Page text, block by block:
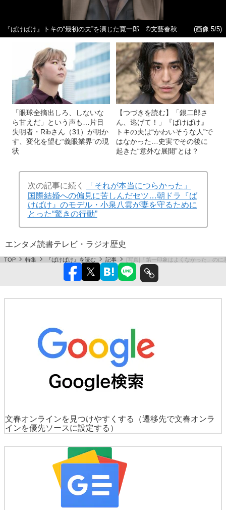
『ばけばけ』トキの“最初の夫”を演じた寛一郎 ©文藝春秋 (画像 5/5)
「眼球全摘出しろ、しないな
ら甘えだ」という声も…片目
失明者・Ribさん（31）が明か
す、変化を望む“義眼業界”の現
状
【つづきを読む】「銀二郎さ
ん、逃げて！」『ばけばけ』
トキの夫は“かわいそうな人”で
はなかった…史実でその後に
起きた“意外な展開”とは？
次の記事に続く
「それが本当につらかった」
国際結婚への偏見に苦しんだセツ…朝ドラ『ば
けばけ』のモデル・小泉八雲が妻を守るために
とった“驚きの行動”
エンタメ読書テレビ・ラジオ歴史
TOP 特集 『ばけばけ』を読む 記事 [写真]「第一印象はよくなかった」の
文春オンラインを見つけやすくする
（遷移先で文春オンラ
インを優先ソースに設定する）